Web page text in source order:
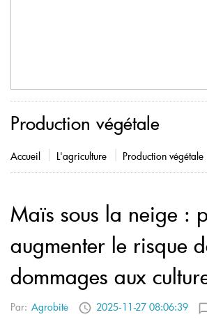
Production végétale
Accueil L'agriculture Production végétale
Maïs sous la neige :
augmenter le risque
dommages aux
Par: Agrobitė 2025-11-27 08:06:39